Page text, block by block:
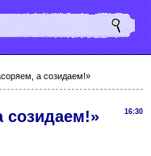
а созидаем!»
16:30
созидаем!»